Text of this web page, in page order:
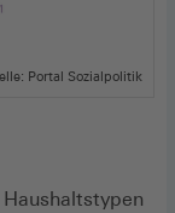
Portal Sozialpolitik